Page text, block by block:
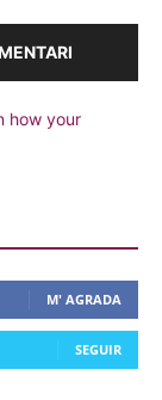
how your
M' AGRADA
SEGUIR